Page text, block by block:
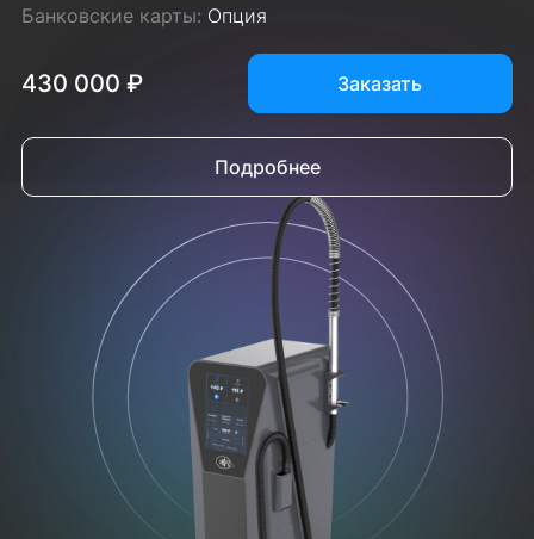
Банковские карты: Опция
430 000 ₽ Заказать
Подробнее